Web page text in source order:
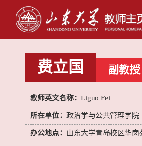
费立国 副教授
教师英文名称： Liguo Fei
所在单位： 政治学与公共管理学院
办公地点： 山东大学青岛校区华岗